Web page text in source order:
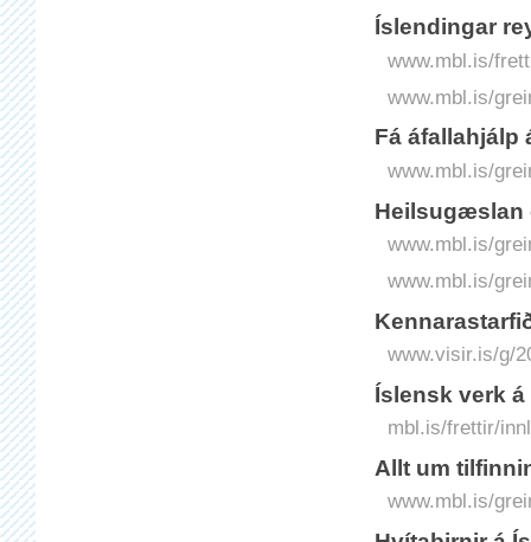
Íslendingar
www.mbl.is/
www.mbl.is/
Fá áfallahjálp
www.mbl.is/
Heilsugæslan
www.mbl.is/
www.mbl.is/
www.visir.is/g/
Íslensk verk
mbl.is/frettir/
Allt um
www.mbl.is/